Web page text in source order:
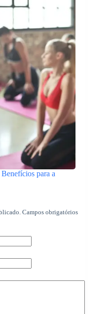
para a
Campos obrigatórios